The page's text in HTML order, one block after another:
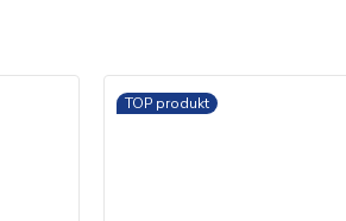
TOP produkt